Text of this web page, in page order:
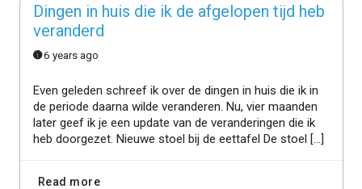
Dingen in huis die ik de afgelopen tijd heb
veranderd
6 years ago
Even geleden schreef ik over de dingen in huis die ik in
de periode daarna wilde veranderen. Nu, vier maanden
later geef ik je een update van de veranderingen die ik
heb doorgezet. Nieuwe stoel bij de eettafel De stoel […]
Read more